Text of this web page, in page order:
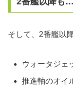
そして、2番艦以
ウォータジェ
推進軸のオイ